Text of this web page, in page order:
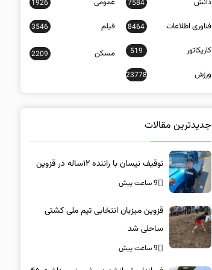
7584
1926
فناوری اطلاعات 8464 فیلم 3546
کاریکاتور 519 مسکن 2209
ورزش 23778
جدیدترین مقالات
توقیف نیسان با راننده ۱۲ساله در قزوین
9 ساعت پیش
قزوین میزبان انتخابی تیم ملی کشتی
ساحلی شد
9 ساعت پیش